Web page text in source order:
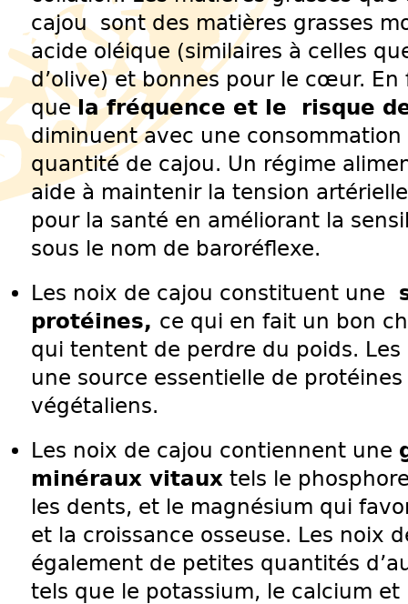
cajou sont des matières grasses
acide oléique (similaires à celles
d’olive) et bonnes pour le cœur.
quela fréquence et le risque
diminuent avec une
quantité de cajou. Un régime
aide à maintenir la tension
pour la santé en améliorant la
sous le nom de baroréflexe.
Les noix de cajou constituent une
protéines, ce qui en fait un bon
qui tentent de perdre du poids.
une source essentielle de
végétaliens.
Les noix de cajou contiennent une
minéraux vitaux tels le
les dents, et le magnésium qui
et la croissance osseuse. Les noix
également de petites quantités
tels que le potassium, le calcium